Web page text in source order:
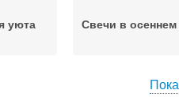
уюта Свечи в осеннем
Перец для